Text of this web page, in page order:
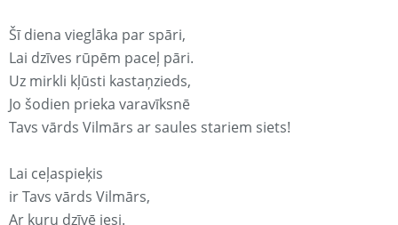
Šī diena vieglāka par spāri,
Lai dzīves rūpēm paceļ pāri.
Uz mirkli kļūsti kastaņzieds,
Jo šodien prieka varavīksnē
Tavs vārds Vilmārs ar saules stariem siets!
Lai ceļaspieķis
ir Tavs vārds Vilmārs,
Ar kuru dzīvē iesi.